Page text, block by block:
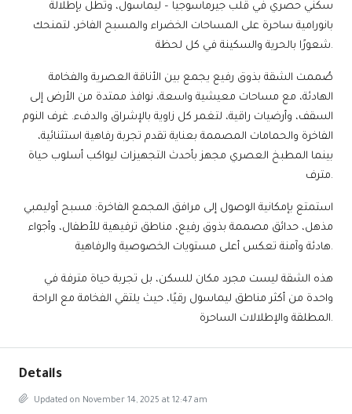
سكني حصري في قلب جيرماسوجيا – ليماسول، وتطل بإطلالة
بانورامية ساحرة على المساحات الخضراء والمسبح الفاخر، لتمنحك
شعورًا بالحرية والسكينة في كل لحظة.
صُممت الشقة بذوق رفيع يجمع بين الأناقة العصرية والفخامة
الهادئة، مع مساحات معيشية واسعة، نوافذ ممتدة من الأرض إلى
السقف، وأرضيات راقية، لتغمر كل زاوية بالإشراق والدفء. غرف النوم
الفاخرة والحمامات المصممة بعناية تقدم تجربة رفاهية استثنائية،
بينما المطبخ العصري مجهز بأحدث التجهيزات ليواكب أسلوب حياة
مترف.
استمتع بإمكانية الوصول إلى مرافق المجمع الفاخرة: مسبح أوليمبي
مذهل، حدائق مصممة بذوق رفيع، مناطق ترفيهية للأطفال، وأجواء
هادئة وآمنة تعكس أعلى مستويات الخصوصية والرفاهية.
هذه الشقة ليست مجرد مكان للسكن، بل تجربة حياة مترفة في
واحدة من أكثر مناطق ليماسول رقيًا، حيث يلتقي الفخامة مع الراحة
المطلقة والإطلالات الساحرة.
Details
Updated on November 14, 2025 at 12:47 am